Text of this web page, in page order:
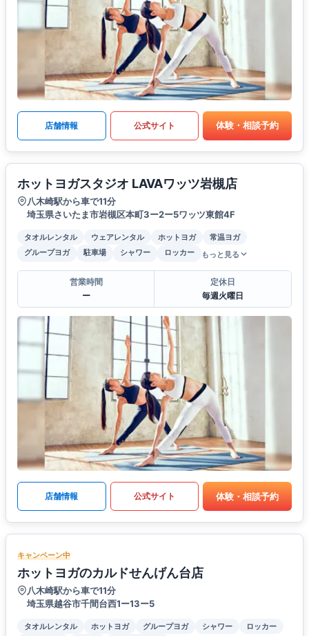
店舗情報 公式サイト 体験・相談予約
ホットヨガスタジオ LAVAワッツ岩槻店
八木崎駅から車で11分
埼玉県さいたま市岩槻区本町3ー2ー5ワッツ東館4F
タオルレンタル ウェアレンタル ホットヨガ
常温ヨガ
グループヨガ
駐車場 シャワー ロッカー もっと見る
営業時間
ー
定休日
毎週火曜日
店舗情報 公式サイト 体験・相談予約
キャンペーン中
ホットヨガのカルドせんげん台店
八木崎駅から車で11分
埼玉県越谷市千間台西1ー13ー5
タオルレンタル ホットヨガ グループヨガ シャワー
ロッカー